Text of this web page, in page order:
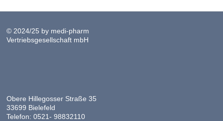
© 2024/25 by medi-pharm
Vertriebsgesellschaft mbH
Obere Hillegosser Straße 35
33699 Bielefeld
Telefon: 0521- 98832110